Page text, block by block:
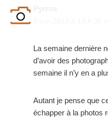
La semaine dernière
d’avoir des
semaine il n’y en a
Autant je pense que
échapper à la photos